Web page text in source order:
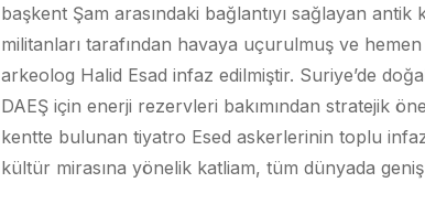
başkent Şam arasındaki bağlantıyı sağlayan antik
militanları tarafından havaya uçurulmuş ve
arkeolog Halid Esad infaz edilmiştir. Suriye’de
DAEŞ için enerji rezervleri bakımından stratejik
kentte bulunan tiyatro Esed askerlerinin toplu
kültür mirasına yönelik katliam, tüm dünyada geniş